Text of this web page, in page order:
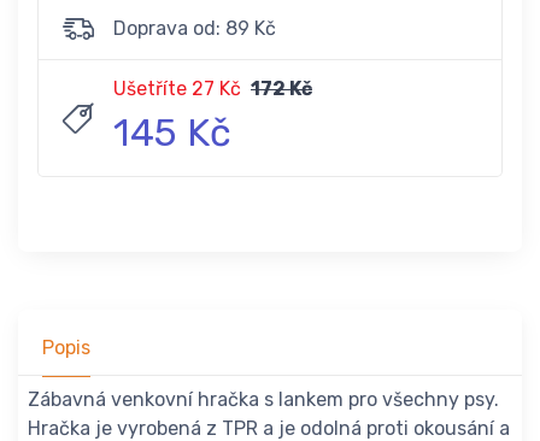
Doprava od: 89 Kč
Ušetříte 27 Kč 172 Kč
145 Kč
Popis
Zábavná venkovní hračka s lankem pro všechny psy.
Hračka je vyrobená z TPR a je odolná proti okousání a